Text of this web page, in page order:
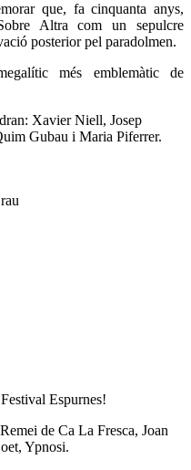
que, fa cinquanta anys,
Altra com un sepulcre
posterior pel paradolmen.
més emblemàtic de
Xavier Niell, Josep
Gubau i Maria Piferrer.
Espurnes!
de Ca La Fresca, Joan
Ypnosi.